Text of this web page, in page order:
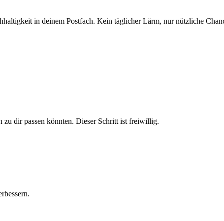
in deinem Postfach. Kein täglicher Lärm, nur nützliche
dir passen könnten. Dieser Schritt ist freiwillig.